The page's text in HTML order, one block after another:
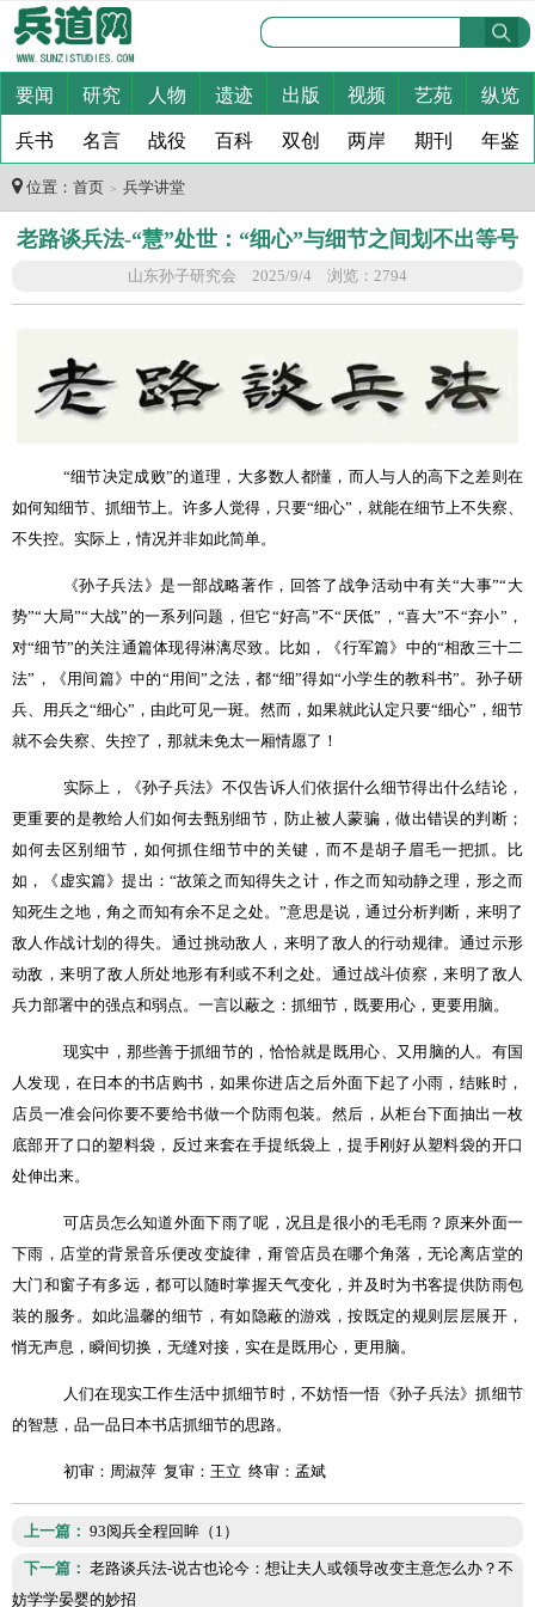
要闻 研究 人物 遗迹 出版 视频 艺苑 纵览
兵书 名言 战役 百科 双创 两岸 期刊 年鉴
位置： 首页 ＞ 兵学讲堂
老路谈兵法-“慧”处世：“细心”与细节之间划不出等号
山东孙子研究会 2025/9/4 浏览：2794
“细节决定成败”的道理，大多数人都懂，而人与人的高下之差则在
如何知细节、抓细节上。许多人觉得，只要“细心” ，就能在细节上不失察、
不失控。实际上，情况并非如此简单。
《孙子兵法》是一部战略著作，回答了战争活动中有关“大事”“大
势”“大局”“大战”的一系列问题，但它“好高”不“厌低” ，“喜大”不“弃小” ，
对“细节”的关注通篇体现得淋漓尽致。比如，《行军篇》中的“相敌三十二
法” ，《用间篇》中的“用间” 之法，都“细”得如“小学生的教科书”。孙子研
兵、用兵之“细心” ，由此可见一斑。然而，如果就此认定只要“细心” ，细节
就不会失察、失控了，那就未免太一厢情愿了！
实际上，《孙子兵法》不仅告诉人们依据什么细节得出什么结论，
更重要的是教给人们如何去甄别细节，防止被人蒙骗，做出错误的判断；
如何去区别细节，如何抓住细节中的关键，而不是胡子眉毛一把抓。比
如，《虚实篇》提出： “故策之而知得失之计，作之而知动静之理，形之而
知死生之地，角之而知有余不足之处。”意思是说，通过分析判断，来明了
敌人作战计划的得失。通过挑动敌人，来明了敌人的行动规律。通过示形
动敌，来明了敌人所处地形有利或不利之处。通过战斗侦察，来明了敌人
兵力部署中的强点和弱点。一言以蔽之：抓细节，既要用心，更要用脑。
现实中，那些善于抓细节的，恰恰就是既用心、又用脑的人。有国
人发现，在日本的书店购书，如果你进店之后外面下起了小雨，结账时，
店员一准会问你要不要给书做一个防雨包装。然后，从柜台下面抽出一枚
底部开了口的塑料袋，反过来套在手提纸袋上，提手刚好从塑料袋的开口
处伸出来。
可店员怎么知道外面下雨了呢，况且是很小的毛毛雨？原来外面一
下雨，店堂的背景音乐便改变旋律，甭管店员在哪个角落，无论离店堂的
大门和窗子有多远，都可以随时掌握天气变化，并及时为书客提供防雨包
装的服务。如此温馨的细节，有如隐蔽的游戏，按既定的规则层层展开，
悄无声息，瞬间切换，无缝对接，实在是既用心，更用脑。
人们在现实工作生活中抓细节时，不妨悟一悟《孙子兵法》抓细节
的智慧，品一品日本书店抓细节的思路。
初审：周淑萍 复审：王立 终审：孟斌
上一篇： 93阅兵全程回眸（1）
下一篇： 老路谈兵法-说古也论今：想让夫人或领导改变主意怎么办？不
妨学学晏婴的妙招